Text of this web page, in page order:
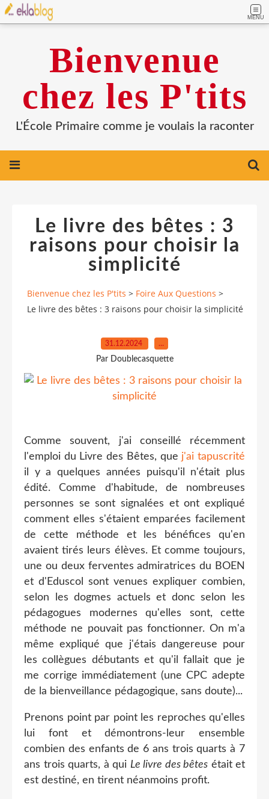
MENU
Bienvenue
chez les P'tits
L'École Primaire comme je voulais la raconter
Le livre des bêtes : 3
raisons pour choisir la
simplicité
Bienvenue chez les P'tits > Foire Aux Questions >
Le livre des bêtes : 3 raisons pour choisir la simplicité
31.12.2024 …
Par Doublecasquette
Comme souvent, j'ai conseillé récemment
l'emploi du Livre des Bêtes, que j'ai tapuscrité
il y a quelques années puisqu'il n'était plus
édité. Comme d'habitude, de nombreuses
personnes se sont signalées et ont expliqué
comment elles s'étaient emparées facilement
de cette méthode et les bénéfices qu'en
avaient tirés leurs élèves. Et comme toujours,
une ou deux ferventes admiratrices du BOEN
et d'Eduscol sont venues expliquer combien,
selon les dogmes actuels et donc selon les
pédagogues modernes qu'elles sont, cette
méthode ne pouvait pas fonctionner. On m'a
même expliqué que j'étais dangereuse pour
les collègues débutants et qu'il fallait que je
me corrige immédiatement (une CPC adepte
de la bienveillance pédagogique, sans doute)...
Prenons point par point les reproches qu'elles
lui font et démontrons-leur ensemble
combien des enfants de 6 ans trois quarts à 7
ans trois quarts, à qui Le livre des bêtes était et
est destiné, en tirent néanmoins profit.